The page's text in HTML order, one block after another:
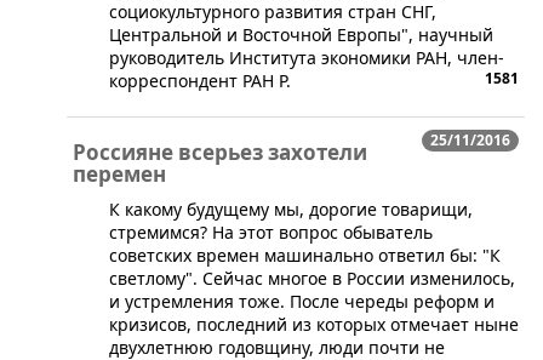
социокультурного развития стран СНГ,
Центральной и Восточной Европы", научный
руководитель Института экономики РАН, член-
корреспондент РАН Р.
1581
25/11/2016
Россияне всерьез захотели
перемен
К какому будущему мы, дорогие товарищи,
стремимся? На этот вопрос обыватель
советских времен машинально ответил бы: "К
светлому". Сейчас многое в России изменилось,
и устремления тоже. После череды реформ и
кризисов, последний из которых отмечает ныне
двухлетнюю годовщину, люди почти не